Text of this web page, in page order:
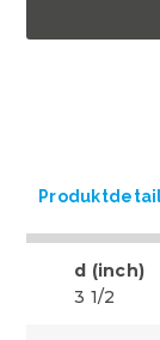
d (inch)
3 1/2